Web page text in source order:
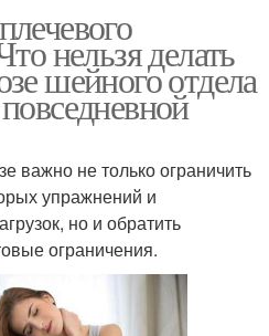
нельзя делать
шейного отдела
важно не только ограничить
упражнений и
но и обратить
ограничения.